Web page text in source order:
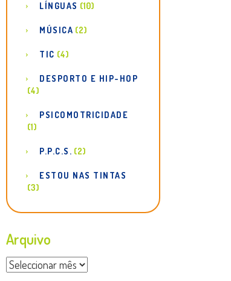
LÍNGUAS (10)
MÚSICA (2)
TIC (4)
DESPORTO E HIP-HOP
(4)
PSICOMOTRICIDADE
(1)
P.P.C.S. (2)
ESTOU NAS TINTAS
(3)
Arquivo
Arquivo